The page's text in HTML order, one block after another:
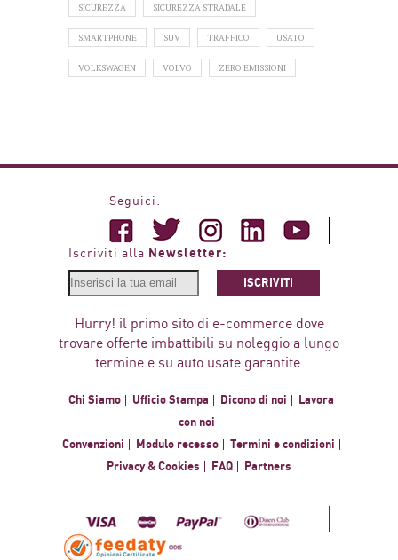
SICUREZZA SICUREZZA STRADALE
SMARTPHONE SUV TRAFFICO USATO
VOLKSWAGEN VOLVO ZERO EMISSIONI
Seguici:
Iscriviti alla Newsletter:
ISCRIVITI
Hurry! il primo sito di e-commerce dove
trovare offerte imbattibili su noleggio a lungo
termine e su auto usate garantite.
Chi Siamo Ufficio Stampa Dicono di noi
Lavora
con noi
Convenzioni
Modulo recesso
Termini e condizioni
Privacy & Cookies
FAQ Partners